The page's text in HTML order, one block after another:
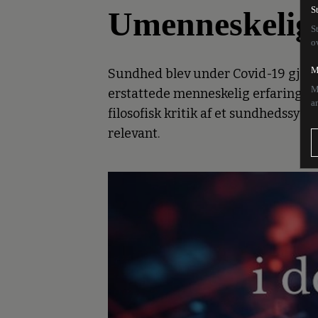
Sundhed blev under Covid-19
erstattede menneskelig erfaring,
filosofisk kritik af et
relevant.